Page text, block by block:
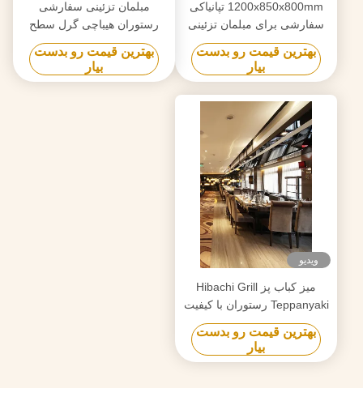
1200x850x800mm تپانیاکی
سفارشی برای مبلمان تزئینی
بهترین قیمت رو بدست
بیار
مبلمان تزئینی سفارشی
رستوران هیباچی گرل سطح
آشپزی صاف
بهترین قیمت رو بدست
بیار
ویدیو
میز کباب پز Hibachi Grill
Teppanyaki رستوران با کیفیت
بالا برای 7-10 صندلی
بهترین قیمت رو بدست
بیار